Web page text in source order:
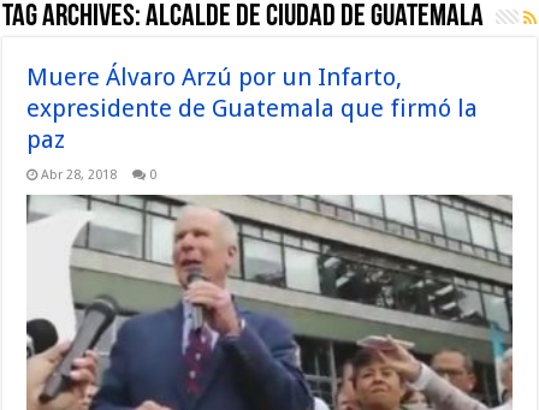
Tag Archives:Alcalde de Ciudad de Guatemala
Muere Álvaro Arzú por un Infarto,
expresidente de Guatemala que firmó la
paz
Abr 28, 2018 0